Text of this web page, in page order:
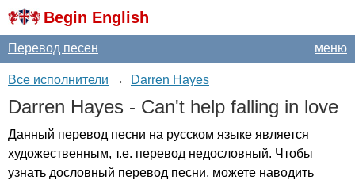
Begin English
меню
Перевод песен
Все исполнители → Darren Hayes
Darren Hayes - Can't help falling in love
Данный перевод песни на русском языке является
художественным, т.е. перевод недословный. Чтобы
узнать дословный перевод песни, можете наводить